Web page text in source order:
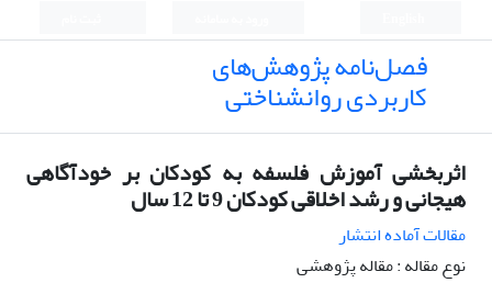
فصل‌نامه پژوهش‌های
کاربردی روانشناختی
اثربخشی آموزش فلسفه به کودکان بر خودآگاهی
هیجانی و رشد اخلاقی کودکان 9 تا 12 سال
مقالات آماده انتشار
نوع مقاله : مقاله پژوهشی